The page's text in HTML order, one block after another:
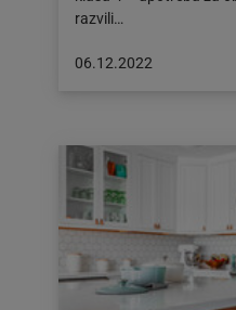
razvili…
Objava
06.12.2022